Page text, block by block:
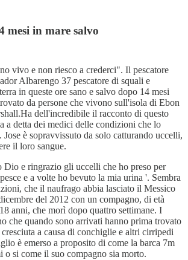
mesi in mare salvo
vivo e non riesco a crederci". Il pescatore
Albarengo 37 pescatore di squali e
in queste ore sano e salvo dopo 14 mesi
da persone che vivono sull'isola di Ebon
dell'incredibile il racconto di questo
a detta dei medici delle condizioni che lo
è sopravvissuto da solo catturando uccelli,
il loro sangue.
e ringrazio gli uccelli che ho preso per
e a volte ho bevuto la mia urina '. Sembra
che il naufrago abbia lasciato il Messico
del 2012 con un compagno, di età
anni, che morì dopo quattro settimane. I
che quando sono arrivati ​​hanno prima trovato
cresciuta a causa di conchiglie e altri cirripedi
è emerso a proposito di come la barca 7m
o si come il suo compagno sia morto.